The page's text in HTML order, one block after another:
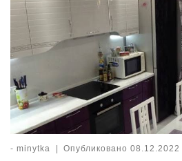
- minytka Опубликовано08.12.2022